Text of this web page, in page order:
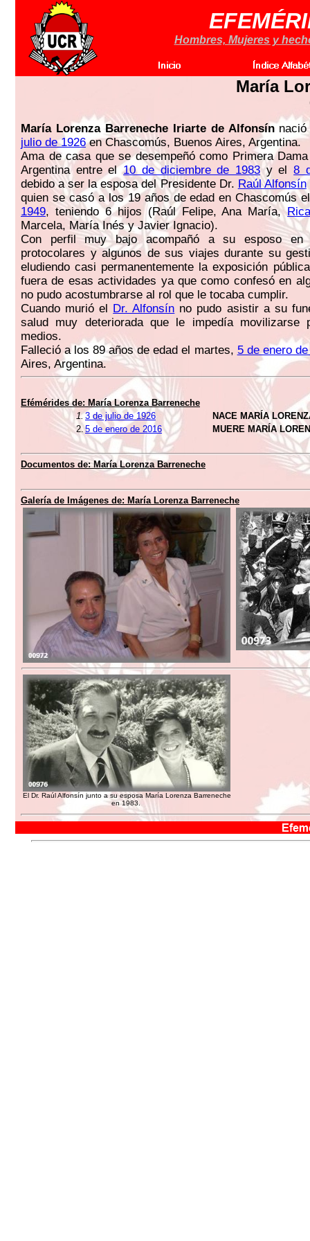
Hombres, Mujeres y
María
María Lorenza Barreneche Iriarte de Alfonsínnació
julio de 1926en Chascomús, Buenos Aires, Argentina.
Ama de casa que se desempeñó como Primera
Argentina entre el10 de diciembre de 1983y el8
debido a ser la esposa del Presidente Dr. Raúl Alfonsín
quien se casó a los 19 años de edad en Chascomús
1949, teniendo 6 hijos (Raúl Felipe, Ana María,
Marcela, María Inés y Javier Ignacio).
Con perfil muy bajo acompañó a su esposo en
protocolares y algunos de sus viajes durante su
eludiendo casi permanentemente la exposición
fuera de esas actividades ya que como confesó en
no pudo acostumbrarse al rol que le tocaba cumplir.
Cuando murió el Dr. Alfonsín no pudo asistir a su
salud muy deteriorada que le impedía movilizarse
medios.
Falleció a los 89 años de edad el martes, 5 de enero
Aires, Argentina.
Efémérides de: María Lorenza Barreneche
1.3 de julio de 1926
NACE MARÍA
2. 5 de enero de 2016 MUERE MARÍA
Documentos de: María Lorenza Barreneche
Galería de Imágenes de: María Lorenza Barreneche
El Dr. Raúl Alfonsín junto a su esposa María Lorenza Barreneche
en 1983.